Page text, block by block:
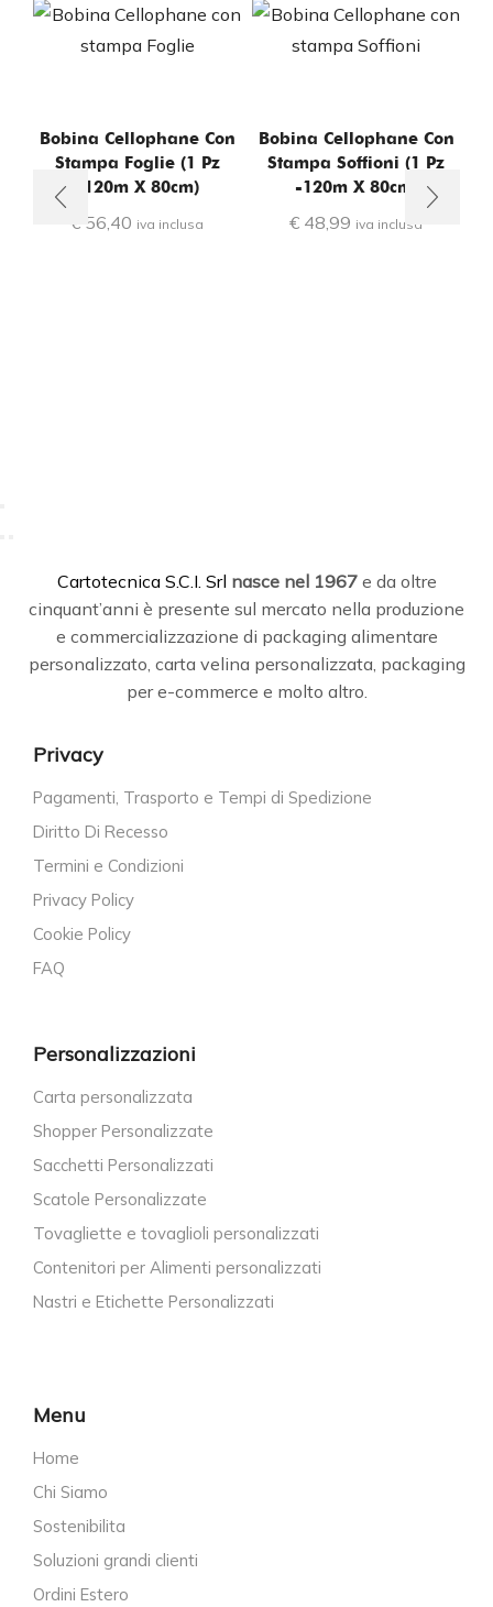
Bobina Cellophane Con
Stampa Foglie (1 Pz
-120m X 80cm)
€ 56,40 iva inclusa
Bobina Cellophane Con
Stampa Soffioni (1 Pz
-120m X 80cm)
€ 48,99 iva inclusa
Cartotecnica S.C.I. Srl nasce nel 1967e da oltre
cinquant’anni è presente sul mercato nella produzione
e commercializzazione di packaging alimentare
personalizzato, carta velina personalizzata, packaging
per e-commerce e molto altro.
Privacy
Pagamenti, Trasporto e Tempi di Spedizione
Diritto Di Recesso
Termini e Condizioni
Privacy Policy
Cookie Policy
FAQ
Personalizzazioni
Carta personalizzata
Shopper Personalizzate
Sacchetti Personalizzati
Scatole Personalizzate
Tovagliette e tovaglioli personalizzati
Contenitori per Alimenti personalizzati
Nastri e Etichette Personalizzati
Menu
Home
Chi Siamo
Sostenibilita
Soluzioni grandi clienti
Ordini Estero